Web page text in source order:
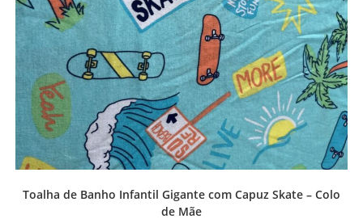
Toalha de Banho Infantil Gigante com Capuz Skate – Colo
de Mãe